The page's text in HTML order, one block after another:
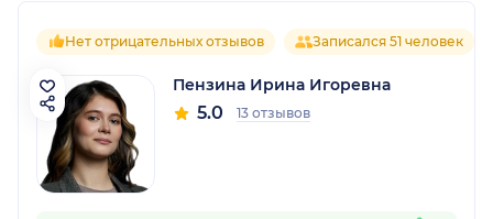
Нет отрицательных отзывов Записался 51 человек
Пензина Ирина Игоревна
5.0 13 отзывов